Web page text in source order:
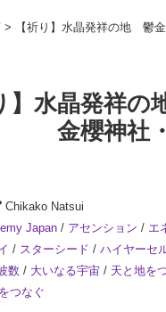
> 【祈り】水晶発祥の地
】水晶発祥
金櫻神社・
Chikako Natsui
Japan / アセンション / エ
/ スターシード / ハイヤーセ
数 / 大いなる宇宙 / 天と地を
つなぐ